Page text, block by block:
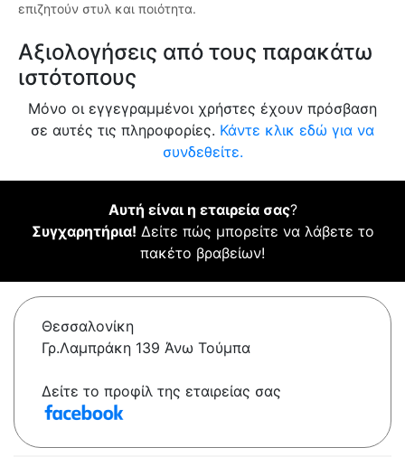
επιζητούν στυλ και ποιότητα.
Αξιολογήσεις από τους παρακάτω
ιστότοπους
Μόνο οι εγγεγραμμένοι χρήστες έχουν πρόσβαση
σε αυτές τις πληροφορίες. Κάντε κλικ εδώ για να
συνδεθείτε.
Αυτή είναι η εταιρεία σας?
Συγχαρητήρια! Δείτε πώς μπορείτε να λάβετε το
πακέτο βραβείων!
Θεσσαλονίκη
Γρ.Λαμπράκη 139 Άνω Τούμπα
Δείτε το προφίλ της εταιρείας σας